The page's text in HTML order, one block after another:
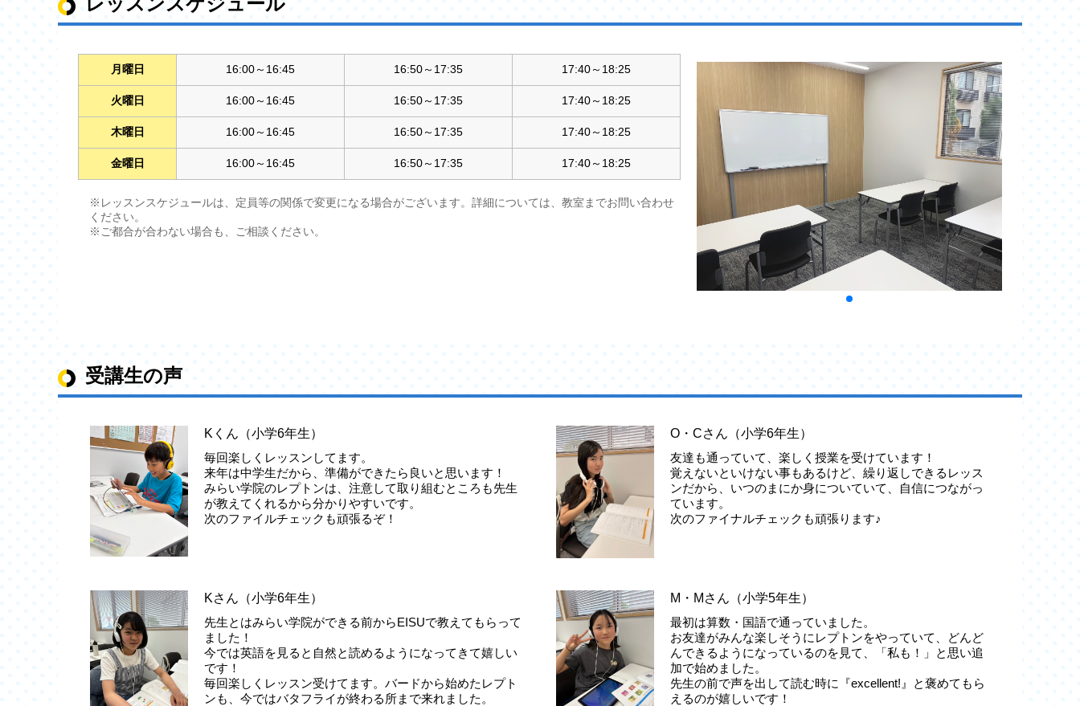
月曜日 16:00～16:45 16:50～17:35 17:40～18:25
火曜日 16:00～16:45 16:50～17:35 17:40～18:25
木曜日 16:00～16:45 16:50～17:35 17:40～18:25
金曜日 16:00～16:45 16:50～17:35 17:40～18:25
※レッスンスケジュールは、定員等の関係で変更になる場合がございます。詳細については、教室までお問い合わせ
ください。
※ご都合が合わない場合も、ご相談ください。
受講生の声
Kくん（小学6年生）
毎回楽しくレッスンしてます。
来年は中学生だから、準備ができたら良いと思います！
みらい学院のレプトンは、注意して取り組むところも先生
が教えてくれるから分かりやすいです。
次のファイルチェックも頑張るぞ！
O・Cさん（小学6年生）
友達も通っていて、楽しく授業を受けています！
覚えないといけない事もあるけど、繰り返しできるレッス
ンだから、いつのまにか身についていて、自信につながっ
ています。
次のファイナルチェックも頑張ります♪
Kさん（小学6年生）
先生とはみらい学院ができる前からEISUで教えてもらって
ました！
今では英語を見ると自然と読めるようになってきて嬉しい
です！
毎回楽しくレッスン受けてます。バードから始めたレプト
ンも、今ではバタフライが終わる所まで来れました。
M・Mさん（小学5年生）
最初は算数・国語で通っていました。
お友達がみんな楽しそうにレプトンをやっていて、どんど
んできるようになっているのを見て、「私も！」と思い追
加で始めました。
先生の前で声を出して読む時に『excellent!』と褒めてもら
えるのが嬉しいです！